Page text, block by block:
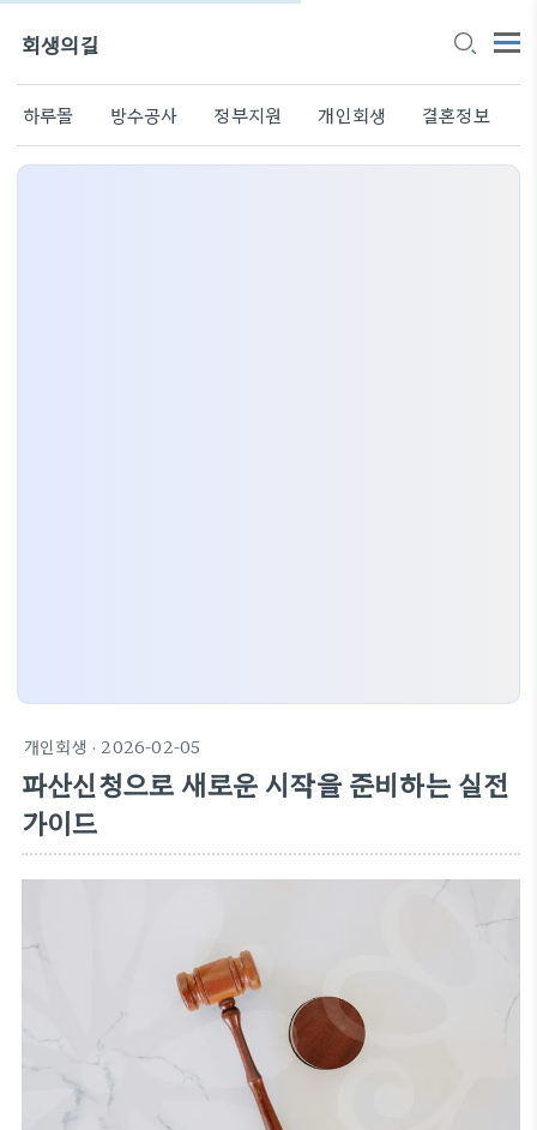
회생의길
하루몰 방수공사 정부지원 개인회생 결혼정보
개인회생 · 2026-02-05
파산신청으로 새로운 시작을 준비하는 실전
가이드